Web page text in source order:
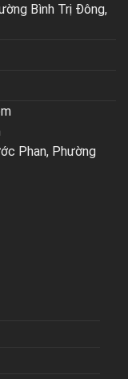
Bình Trị Đông,
Phan, Phường